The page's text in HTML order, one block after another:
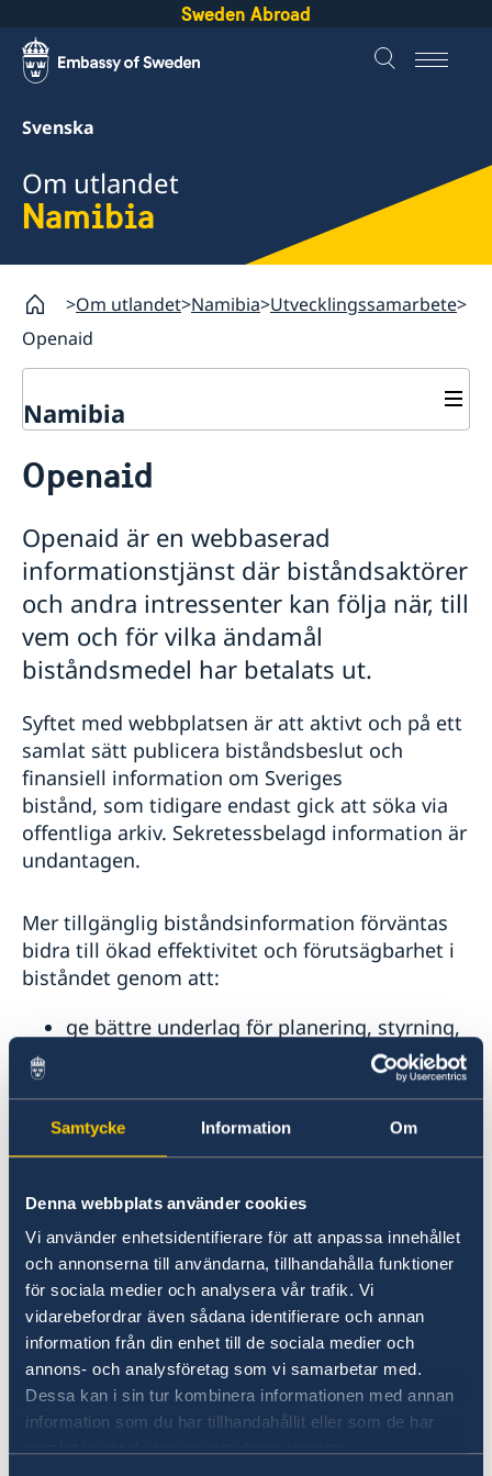
Samtycke Information Om
Denna webbplats använder cookies
Vi använder enhetsidentifierare för att anpassa innehållet
och annonserna till användarna, tillhandahålla funktioner
för sociala medier och analysera vår trafik. Vi
vidarebefordrar även sådana identifierare och annan
information från din enhet till de sociala medier och
annons- och analysföretag som vi samarbetar med.
Dessa kan i sin tur kombinera informationen med annan
information som du har tillhandahållit eller som de har
Sweden Abroad
Svenska
Om utlandet
Namibia
Om utlandet Namibia Utvecklingssamarbete
Openaid
Namibia
Hjälp till svenskar i Namibia
Pass utomlands
Hjälp kring medborgarskap
Akut hjälp
Ambassadens reseinformation
Aktuella händelser
Allmänna säkerhetsläget
Terrorism
Naturförhållanden och katastrofer
In- och utresebestämmelser
Lokala lagar och sedvänjor
Kriminalitet och personlig säkerhet
Trafiksäkerhet
Resa i landet
Om Namibia
Inför resan
Utvecklingssamarbete
Programöversikt Namibia
Openaid
Service för svenska företag
Handel med Namibia
Openaid
Openaid är en webbaserad
informationstjänst där biståndsaktörer
och andra intressenter kan följa när, till
vem och för vilka ändamål
biståndsmedel har betalats ut.
Syftet med webbplatsen är att aktivt och på ett
samlat sätt publicera biståndsbeslut och
finansiell information om Sveriges
bistånd, som tidigare endast gick att söka via
offentliga arkiv. Sekretessbelagd information är
undantagen.
Mer tillgänglig biståndsinformation förväntas
bidra till ökad effektivitet och förutsägbarhet i
biståndet genom att:
ge bättre underlag för planering, styrning,
underlätta synliggörandet av biståndets
resultat
stärka förutsättningarna för
begränsa utrymmet för korruption,
duplicering och felaktig resursanvändning
Sverige är ett av de första länder som börjat
presentera biståndet på detta sätt. Även Norge,
Estland, Storbritannien och USA arbetar för
närvarande med att utveckla liknande
satsningar.
Redovisningen av biståndet har med åren blivit